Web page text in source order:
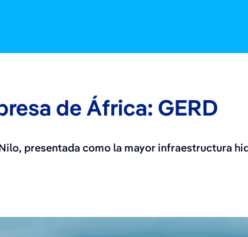
de África: GERD
presentada como la mayor infraestructura